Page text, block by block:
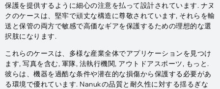
保護を提供するように細心の注意を払って設計されています. ナヌ
クのケースは、堅牢で頑丈な構造に尊敬されています, それらを輸
送と保管の両方で敏感で高価なギアを保護するための理想的な選
択肢になります.
これらのケースは、多様な産業全体でアプリケーションを見つけ
ます, 写真を含む, 軍隊, 法執行機関, アウトドアスポーツ, もっと.
彼らは、機器を過酷な条件や潜在的な損傷から保護する必要があ
る環境で優れています. Nanukの品質と耐久性に対する揺るぎな